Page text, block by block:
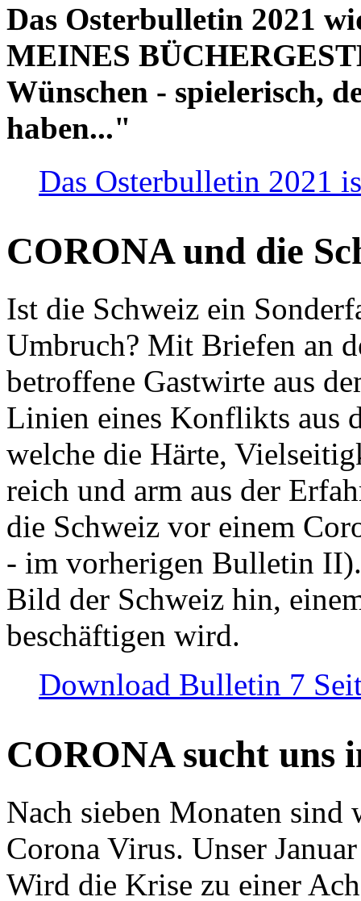
Das Osterbulletin 2021
MEINES
Wünschen - spielerisch,
haben..."
Das Osterbulletin 2021
CORONA und die
Ist die Schweiz ein
Umbruch? Mit Briefen an
betroffene Gastwirte aus
Linien eines Konflikts aus
welche die Härte,
reich und arm aus der
die Schweiz vor einem
- im vorherigen Bulletin
Bild der Schweiz hin,
beschäftigen wird.
Download Bulletin 7
CORONA sucht uns
Nach sieben Monaten
Corona Virus. Unser
Wird die Krise zu einer